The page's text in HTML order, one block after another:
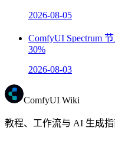
2026-08-05
ComfyUI Spectrum
30%
2026-08-03
ComfyUI Wiki
教程、工作流与 AI 生成指